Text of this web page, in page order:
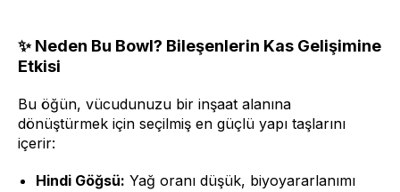
✨ Neden Bu Bowl? Bileşenlerin Kas Gelişimine
Etkisi
Bu öğün, vücudunuzu bir inşaat alanına
dönüştürmek için seçilmiş en güçlü yapı taşlarını
içerir:
Hindi Göğsü: Yağ oranı düşük, biyoyararlanımı